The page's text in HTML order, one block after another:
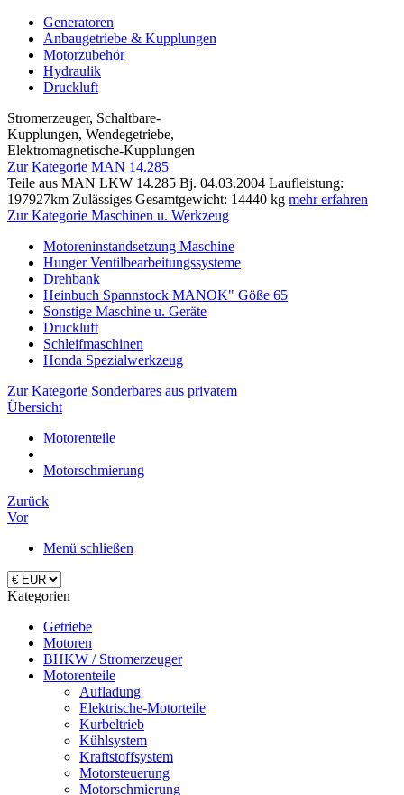
Generatoren
Anbaugetriebe & Kupplungen
Motorzubehör
Hydraulik
Druckluft
Stromerzeuger, Schaltbare-
Kupplungen, Wendegetriebe,
Elektromagnetische-Kupplungen
Zur Kategorie MAN 14.285
Teile aus MAN LKW 14.285 Bj. 04.03.2004 Laufleistung:
197927km Zulässiges Gesamtgewicht: 14440 kg mehr erfahren
Zur Kategorie Maschinen u. Werkzeug
Motoreninstandsetzung Maschine
Hunger Ventilbearbeitungssysteme
Drehbank
Heinbuch Spannstock MANOK" Göße 65
Sonstige Maschine u. Geräte
Druckluft
Schleifmaschinen
Honda Spezialwerkzeug
Zur Kategorie Sonderbares aus privatem
Übersicht
Motorenteile
Motorschmierung
Zurück
Vor
Menü schließen
Kategorien
Getriebe
Motoren
BHKW / Stromerzeuger
Motorenteile
Aufladung
Elektrische-Motorteile
Kurbeltrieb
Kühlsystem
Kraftstoffsystem
Motorsteuerung
Motorschmierung